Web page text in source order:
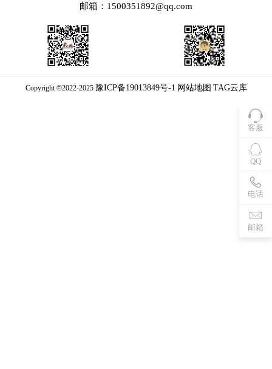
客服
QQ
电话
邮箱
邮箱：1500351892@qq.com
Copyright ©2022-2025 豫ICP备19013849号-1 网站地图 TAG云库